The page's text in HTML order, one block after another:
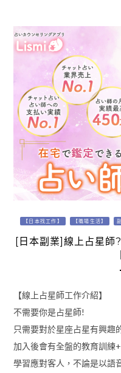
【日本找工作】 【職場生活】
[日本副業]線上占星師
【線上占星師工作介紹】
不需要你是占星師!
只需要對於星座占星有興趣
加入後會有全盤的教育訓練
學習應對客人，不論是以語